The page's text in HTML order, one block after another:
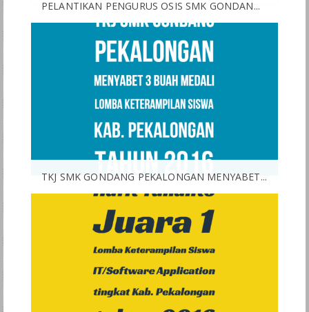
PELANTIKAN PENGURUS OSIS SMK GONDAN...
TKJ SMK GONDANG PEKALONGAN MENYABET...